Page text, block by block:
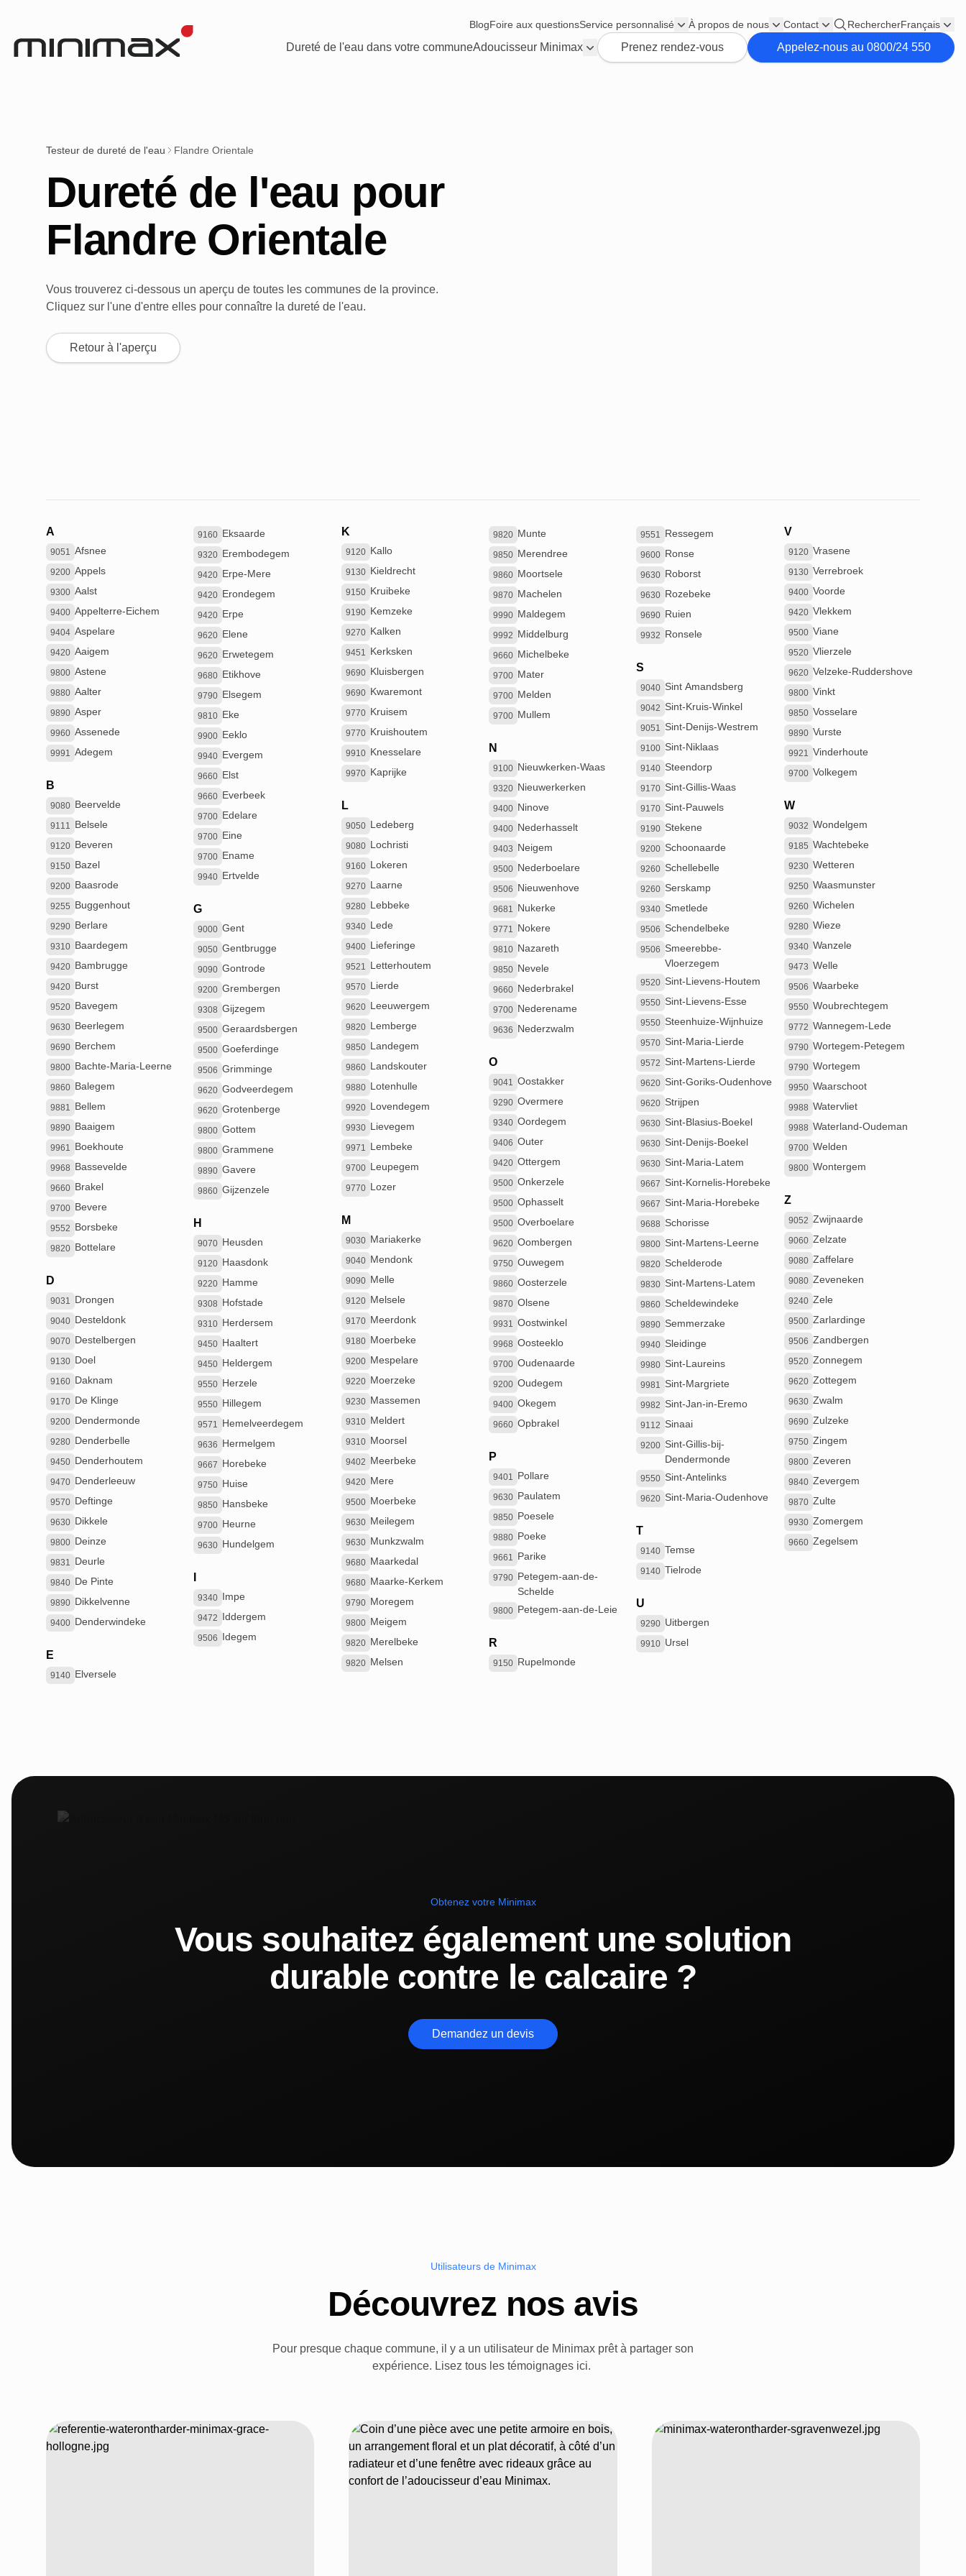
BlogFoire aux questionsService personnalisé À propos de nous Contact RechercherFrançais
Dureté de l'eau dans votre communeAdoucisseur Minimax Prenez rendez-vous Appelez-nous au 0800/24 550
Testeur de dureté de l'eau Flandre Orientale
Dureté de l'eau pour
Flandre Orientale
Vous trouverez ci-dessous un aperçu de toutes les communes de la province.
Cliquez sur l'une d'entre elles pour connaître la dureté de l'eau.
Retour à l'aperçu
A
9051 Afsnee
9200 Appels
9300 Aalst
9400 Appelterre-Eichem
9404 Aspelare
9420 Aaigem
9800 Astene
9880 Aalter
9890 Asper
9960 Assenede
9991 Adegem
B
9080 Beervelde
9111 Belsele
9120 Beveren
9150 Bazel
9200 Baasrode
9255 Buggenhout
9290 Berlare
9310 Baardegem
9420 Bambrugge
9420 Burst
9520 Bavegem
9630 Beerlegem
9690 Berchem
9800 Bachte-Maria-Leerne
9860 Balegem
9881 Bellem
9890 Baaigem
9961 Boekhoute
9968 Bassevelde
9660 Brakel
9700 Bevere
9552 Borsbeke
9820 Bottelare
D
9031 Drongen
9040 Desteldonk
9070 Destelbergen
9130 Doel
9160 Daknam
9170 De Klinge
9200 Dendermonde
9280 Denderbelle
9450 Denderhoutem
9470 Denderleeuw
9570 Deftinge
9630 Dikkele
9800 Deinze
9831 Deurle
9840 De Pinte
9890 Dikkelvenne
9400 Denderwindeke
E
9140 Elversele
9160 Eksaarde
9320 Erembodegem
9420 Erpe-Mere
9420 Erondegem
9420 Erpe
9620 Elene
9620 Erwetegem
9680 Etikhove
9790 Elsegem
9810 Eke
9900 Eeklo
9940 Evergem
9660 Elst
9660 Everbeek
9700 Edelare
9700 Eine
9700 Ename
9940 Ertvelde
G
9000 Gent
9050 Gentbrugge
9090 Gontrode
9200 Grembergen
9308 Gijzegem
9500 Geraardsbergen
9500 Goeferdinge
9506 Grimminge
9620 Godveerdegem
9620 Grotenberge
9800 Gottem
9800 Grammene
9890 Gavere
9860 Gijzenzele
H
9070 Heusden
9120 Haasdonk
9220 Hamme
9308 Hofstade
9310 Herdersem
9450 Haaltert
9450 Heldergem
9550 Herzele
9550 Hillegem
9571 Hemelveerdegem
9636 Hermelgem
9667 Horebeke
9750 Huise
9850 Hansbeke
9700 Heurne
9630 Hundelgem
9340 Impe
9472 Iddergem
9506 Idegem
K
9120 Kallo
9130 Kieldrecht
9150 Kruibeke
9190 Kemzeke
9270 Kalken
9451 Kerksken
9690 Kluisbergen
9690 Kwaremont
9770 Kruisem
9770 Kruishoutem
9910 Knesselare
9970 Kaprijke
L
9050 Ledeberg
9080 Lochristi
9160 Lokeren
9270 Laarne
9280 Lebbeke
9340 Lede
9400 Lieferinge
9521 Letterhoutem
9570 Lierde
9620 Leeuwergem
9820 Lemberge
9850 Landegem
9860 Landskouter
9880 Lotenhulle
9920 Lovendegem
9930 Lievegem
9971 Lembeke
9700 Leupegem
9770 Lozer
M
9030 Mariakerke
9040 Mendonk
9090 Melle
9120 Melsele
9170 Meerdonk
9180 Moerbeke
9200 Mespelare
9220 Moerzeke
9230 Massemen
9310 Meldert
9310 Moorsel
9402 Meerbeke
9420 Mere
9500 Moerbeke
9630 Meilegem
9630 Munkzwalm
9680 Maarkedal
9680 Maarke-Kerkem
9790 Moregem
9800 Meigem
9820 Merelbeke
9820 Melsen
9820 Munte
9850 Merendree
9860 Moortsele
9870 Machelen
9990 Maldegem
9992 Middelburg
9660 Michelbeke
9700 Mater
9700 Melden
9700 Mullem
N
9100 Nieuwkerken-Waas
9320 Nieuwerkerken
9400 Ninove
9400 Nederhasselt
9403 Neigem
9500 Nederboelare
9506 Nieuwenhove
9681 Nukerke
9771 Nokere
9810 Nazareth
9850 Nevele
9660 Nederbrakel
9700 Nederename
9636 Nederzwalm
O
9041 Oostakker
9290 Overmere
9340 Oordegem
9406 Outer
9420 Ottergem
9500 Onkerzele
9500 Ophasselt
9500 Overboelare
9620 Oombergen
9750 Ouwegem
9860 Oosterzele
9870 Olsene
9931 Oostwinkel
9968 Oosteeklo
9700 Oudenaarde
9200 Oudegem
9400 Okegem
9660 Opbrakel
P
9401 Pollare
9630 Paulatem
9850 Poesele
9880 Poeke
9661 Parike
9790 Petegem-aan-de-
Schelde
9800 Petegem-aan-de-Leie
R
9150 Rupelmonde
9551 Ressegem
9600 Ronse
9630 Roborst
9630 Rozebeke
9690 Ruien
9932 Ronsele
S
9040 Sint Amandsberg
9042 Sint-Kruis-Winkel
9051 Sint-Denijs-Westrem
9100 Sint-Niklaas
9140 Steendorp
9170 Sint-Gillis-Waas
9170 Sint-Pauwels
9190 Stekene
9200 Schoonaarde
9260 Schellebelle
9260 Serskamp
9340 Smetlede
9506 Schendelbeke
9506 Smeerebbe-
Vloerzegem
9520 Sint-Lievens-Houtem
9550 Sint-Lievens-Esse
9550 Steenhuize-Wijnhuize
9570 Sint-Maria-Lierde
9572 Sint-Martens-Lierde
9620 Sint-Goriks-Oudenhove
9620 Strijpen
9630 Sint-Blasius-Boekel
9630 Sint-Denijs-Boekel
9630 Sint-Maria-Latem
9667 Sint-Kornelis-Horebeke
9667 Sint-Maria-Horebeke
9688 Schorisse
9800 Sint-Martens-Leerne
9820 Schelderode
9830 Sint-Martens-Latem
9860 Scheldewindeke
9890 Semmerzake
9940 Sleidinge
9980 Sint-Laureins
9981 Sint-Margriete
9982 Sint-Jan-in-Eremo
9112 Sinaai
9200 Sint-Gillis-bij-
Dendermonde
9550 Sint-Antelinks
9620 Sint-Maria-Oudenhove
T
9140 Temse
9140 Tielrode
U
9290 Uitbergen
9910 Ursel
V
9120 Vrasene
9130 Verrebroek
9400 Voorde
9420 Vlekkem
9500 Viane
9520 Vlierzele
9620 Velzeke-Ruddershove
9800 Vinkt
9850 Vosselare
9890 Vurste
9921 Vinderhoute
9700 Volkegem
W
9032 Wondelgem
9185 Wachtebeke
9230 Wetteren
9250 Waasmunster
9260 Wichelen
9280 Wieze
9340 Wanzele
9473 Welle
9506 Waarbeke
9550 Woubrechtegem
9772 Wannegem-Lede
9790 Wortegem-Petegem
9790 Wortegem
9950 Waarschoot
9988 Watervliet
9988 Waterland-Oudeman
9700 Welden
9800 Wontergem
Z
9052 Zwijnaarde
9060 Zelzate
9080 Zaffelare
9080 Zeveneken
9240 Zele
9500 Zarlardinge
9506 Zandbergen
9520 Zonnegem
9620 Zottegem
9630 Zwalm
9690 Zulzeke
9750 Zingem
9800 Zeveren
9840 Zevergem
9870 Zulte
9930 Zomergem
9660 Zegelsem
Obtenez votre Minimax
Vous souhaitez également une solution
durable contre le calcaire ?
Demandez un devis
Utilisateurs de Minimax
Découvrez nos avis
Pour presque chaque commune, il y a un utilisateur de Minimax prêt à partager son
expérience. Lisez tous les témoignages ici.